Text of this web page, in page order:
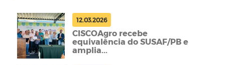
12.03.2026
CISCOAgro recebe
equivalência do SUSAF/PB e
amplia...